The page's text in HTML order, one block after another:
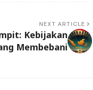
NEXT ARTICLE
Kebijakan
Membebani